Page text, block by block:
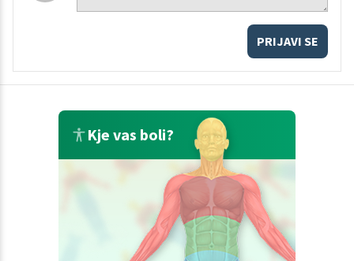
PRIJAVI SE
Kje vas boli?